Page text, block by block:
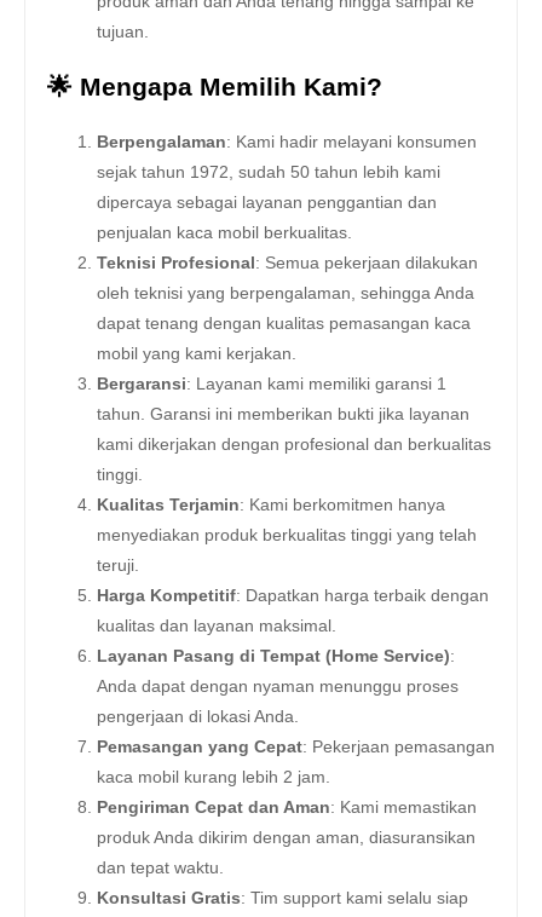
tujuan.
🌟 Mengapa Memilih Kami?
Berpengalaman: Kami hadir melayani konsumen
sejak tahun 1972, sudah 50 tahun lebih kami
dipercaya sebagai layanan penggantian dan
penjualan kaca mobil berkualitas.
Teknisi Profesional : Semua pekerjaan dilakukan
oleh teknisi yang berpengalaman, sehingga Anda
dapat tenang dengan kualitas pemasangan kaca
mobil yang kami kerjakan.
Bergaransi: Layanan kami memiliki garansi 1
tahun. Garansi ini memberikan bukti jika layanan
kami dikerjakan dengan profesional dan berkualitas
tinggi.
Kualitas Terjamin: Kami berkomitmen hanya
menyediakan produk berkualitas tinggi yang telah
teruji.
Harga Kompetitif: Dapatkan harga terbaik dengan
kualitas dan layanan maksimal.
Layanan Pasang di Tempat (Home Service):
Anda dapat dengan nyaman menunggu proses
pengerjaan di lokasi Anda.
Pemasangan yang Cepat: Pekerjaan pemasangan
kaca mobil kurang lebih 2 jam.
Pengiriman Cepat dan Aman: Kami memastikan
produk Anda dikirim dengan aman, diasuransikan
dan tepat waktu.
Konsultasi Gratis: Tim support kami selalu siap